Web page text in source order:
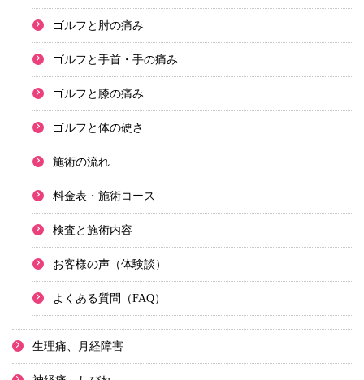
ゴルフと肘の痛み
ゴルフと手首・手の痛み
ゴルフと膝の痛み
ゴルフと体の硬さ
施術の流れ
料金表・施術コース
検査と施術内容
お客様の声（体験談）
よくある質問（FAQ）
生理痛、月経障害